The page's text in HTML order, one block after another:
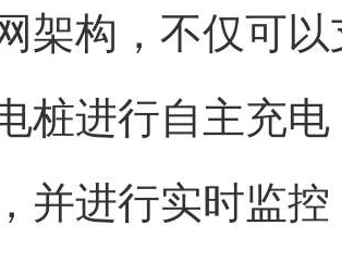
架构，不仅可
桩进行自主充
并进行实时监